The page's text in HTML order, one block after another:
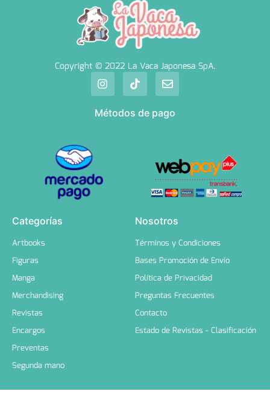
Copyright © 2022 La Vaca Japonesa SpA.
Métodos de pago
Categorías
Artbooks
Figuras
Manga
Merchandising
Revistas
Encargos
Preventas
Segunda mano
Nosotros
Términos y Condiciones
Bases Promoción de Envío
Política de Privacidad
Preguntas Frecuentes
Contacto
Estado de Revistas - Clasificación